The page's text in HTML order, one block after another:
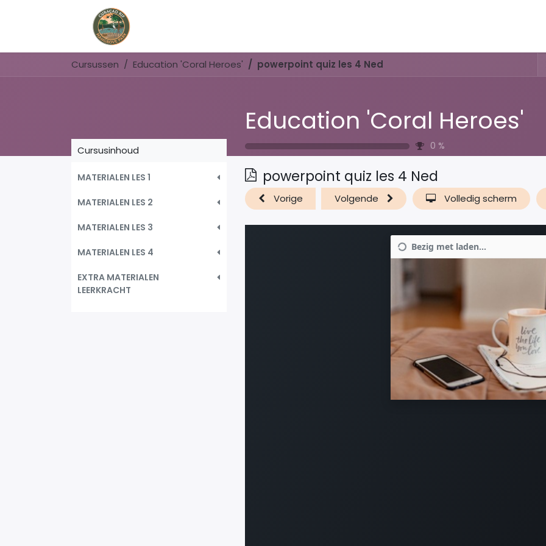
Cursussen Education 'Coral Heroes' powerpoint quiz les 4 Ned
Education 'Coral Heroes'
0 %
Cursusinhoud
MATERIALEN LES 1
MATERIALEN LES 2
MATERIALEN LES 3
MATERIALEN LES 4
EXTRA MATERIALEN
LEERKRACHT
powerpoint quiz les 4 Ned
Vorige Volgende Volledig scherm